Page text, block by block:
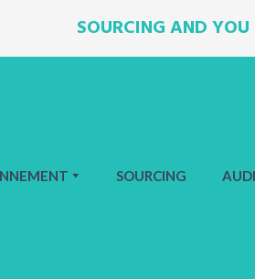
SOURCING AND
SOURCING